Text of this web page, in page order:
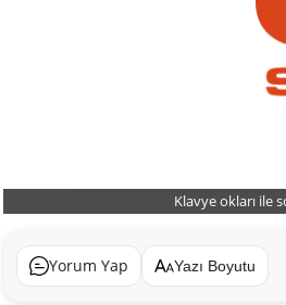
Klavye okları ile
Yorum Yap Yazı Boyutu